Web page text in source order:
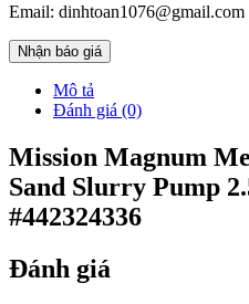
Email: dinhtoan1076@gmail.com
Nhận báo giá
Mô tả
Đánh giá (0)
Mission Magnum
Sand Slurry Pump
#442324336
Đánh giá